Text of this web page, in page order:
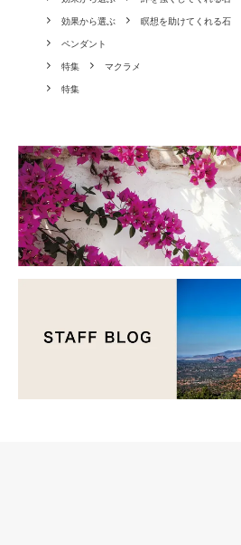
効果から選ぶ 瞑想を助けてくれる石
ペンダント
特集 マクラメ
特集